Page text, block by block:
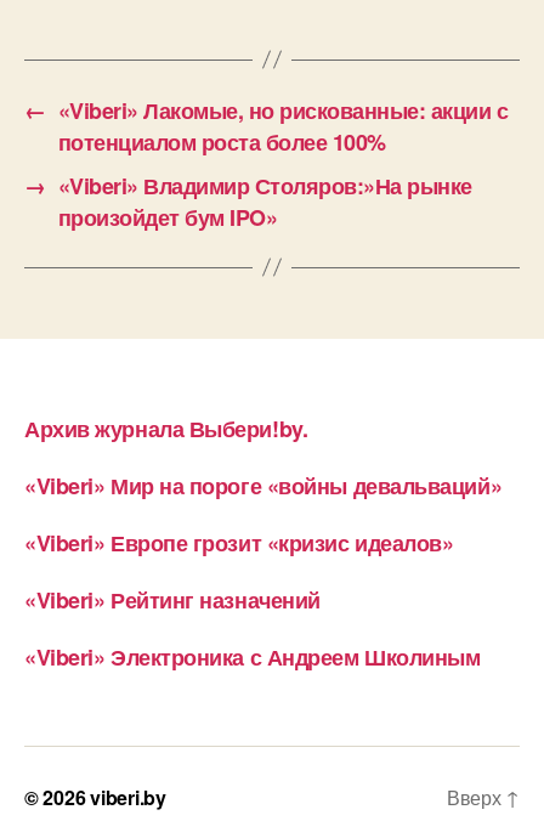
← «Viberi» Лакомые, но рискованные: акции с
потенциалом роста более 100%
→ «Viberi» Владимир Столяров:»На рынке
произойдет бум IPO»
Архив журнала Выбери!by.
«Viberi» Мир на пороге «войны девальваций»
«Viberi» Европе грозит «кризис идеалов»
«Viberi» Рейтинг назначений
«Viberi» Электроника с Андреем Школиным
© 2026viberi.by Вверх ↑